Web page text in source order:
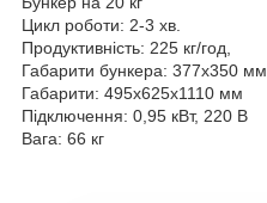
Цикл роботи: 2-3 хв.
Продуктивність: 225 кг/год,
Габарити бункера: 377х350 мм
Габарити: 495х625x1110 мм
Підключення: 0,95 кВт, 220 В
Вага: 66 кг